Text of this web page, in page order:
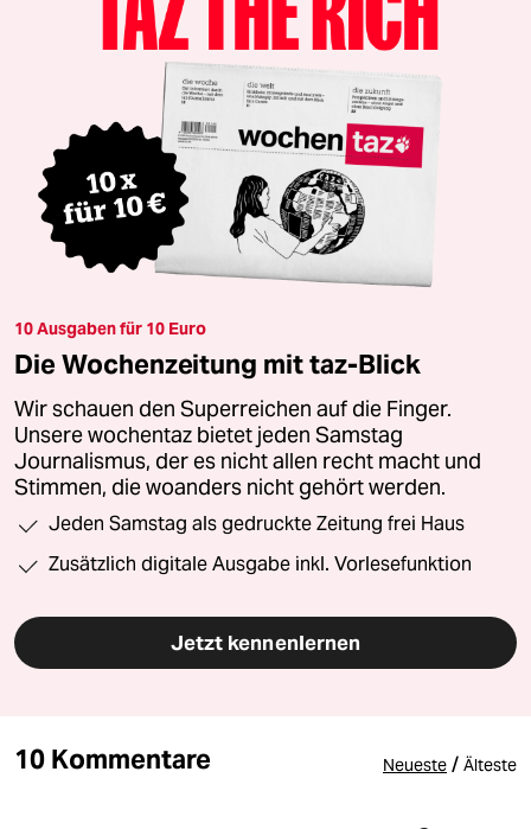
10 Ausgaben für 10 Euro
Die Wochenzeitung mit taz-Blick
Wir schauen den Superreichen auf die Finger.
Unsere wochentaz bietet jeden Samstag
Journalismus, der es nicht allen recht macht und
Stimmen, die woanders nicht gehört werden.
Jeden Samstag als gedruckte Zeitung frei Haus
Zusätzlich digitale Ausgabe inkl. Vorlesefunktion
Jetzt kennenlernen
10 Kommentare Neueste / Älteste